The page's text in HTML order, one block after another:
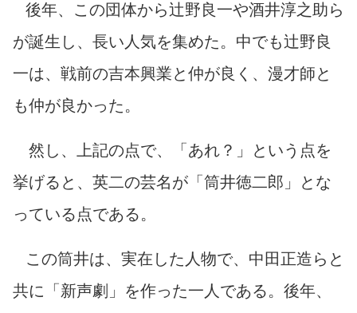
後年、この団体から辻野良一や酒井淳之助ら
が誕生し、長い人気を集めた。中でも辻野良
一は、戦前の吉本興業と仲が良く、漫才師と
も仲が良かった。
然し、上記の点で、「あれ？」という点を
挙げると、英二の芸名が「筒井徳二郎」とな
っている点である。
この筒井は、実在した人物で、中田正造らと
共に「新声劇」を作った一人である。後年、